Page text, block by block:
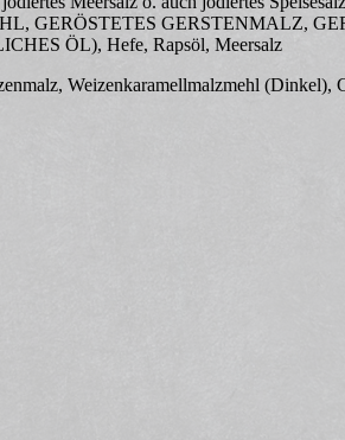
GERÖSTETES GERSTENMALZ,
ÖL), Hefe, Rapsöl, Meersalz
Weizenkaramellmalzmehl (Dinkel),